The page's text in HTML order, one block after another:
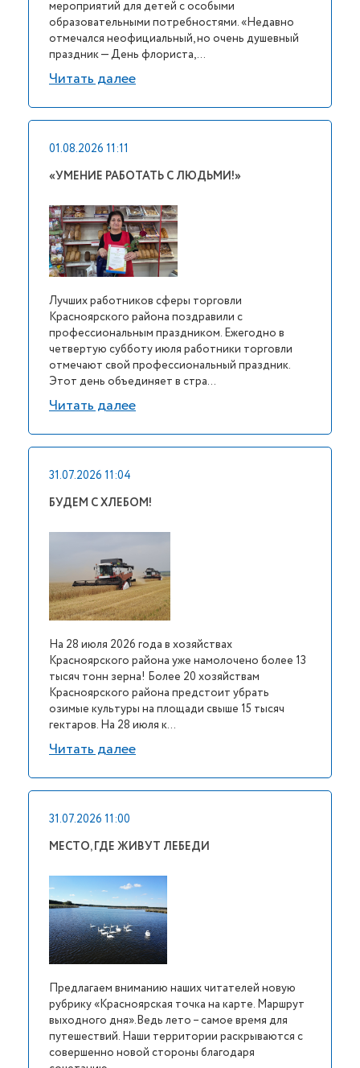
мероприятий для детей с особыми
образовательными потребностями. «Недавно
отмечался неофициальный, но очень душевный
праздник — День флориста, ...
Читать далее
01.08.2026 11:11
«УМЕНИЕ РАБОТАТЬ С ЛЮДЬМИ!»
Лучших работников сферы торговли
Красноярского района поздравили с
профессиональным праздником. Ежегодно в
четвертую субботу июля работники торговли
отмечают свой профессиональный праздник.
Этот день объединяет в стра...
Читать далее
31.07.2026 11:04
БУДЕМ С ХЛЕБОМ!
На 28 июля 2026 года в хозяйствах
Красноярского района уже намолочено более 13
тысяч тонн зерна! Более 20 хозяйствам
Красноярского района предстоит убрать
озимые культуры на площади свыше 15 тысяч
гектаров. На 28 июля к...
Читать далее
31.07.2026 11:00
МЕСТО, ГДЕ ЖИВУТ ЛЕБЕДИ
Предлагаем вниманию наших читателей новую
рубрику «Красноярская точка на карте. Маршрут
выходного дня».Ведь лето – самое время для
путешествий. Наши территории раскрываются с
совершенно новой стороны благодаря